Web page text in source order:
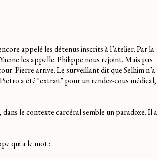
appelé les détenus inscrits à l’atelier. Par la
les appelle. Philippe nous rejoint. Mais pas
Pierre arrive. Le surveillant dit que Selhim n’a
a été "extrait" pour un rendez-cous médical,
le contexte carcéral semble un paradoxe. Il a
qui a le mot :